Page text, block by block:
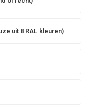
uit 8 RAL kleuren)